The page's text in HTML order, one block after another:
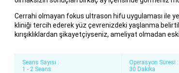
Cerrahi olmayan fokus ultrason hifu uygulaması ile
kliniği tercih ederek yüz çevrenizdeki yaşlanma
kırışıklıklardan şikayetçiyseniz, ameliyat olmadan
Seans Sayısı :
1 - 2 Seans
Operasyon Süresi :
30 Dakika